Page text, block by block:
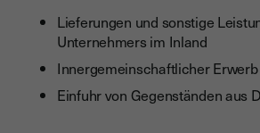
Lieferungen und sonstige
Unternehmers im Inland
Innergemeinschaftlicher
Einfuhr von Gegenständen aus